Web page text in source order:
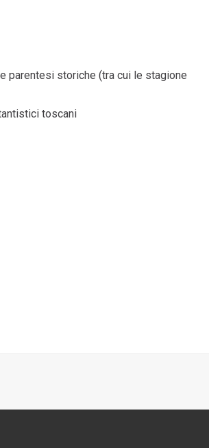
parentesi storiche (tra cui le stagione
toscani